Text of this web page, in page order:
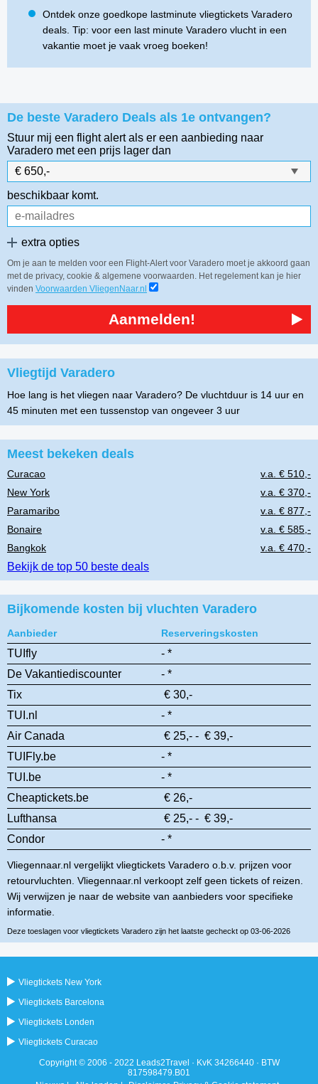
Ontdek onze goedkope lastminute vliegtickets Varadero
deals. Tip: voor een last minute Varadero vlucht in een
vakantie moet je vaak vroeg boeken!
De beste Varadero Deals als 1e ontvangen?
Stuur mij een flight alert als er een aanbieding naar
Varadero met een prijs lager dan
beschikbaar komt.
extra opties
Om je aan te melden voor een Flight-Alert voor Varadero moet je akkoord gaan
met de privacy, cookie & algemene voorwaarden. Het regelement kan je hier
vinden Voorwaarden VliegenNaar.nl
Aanmelden!
Vliegtijd Varadero
Hoe lang is het vliegen naar Varadero? De vluchtduur is 14 uur en
45 minuten met een tussenstop van ongeveer 3 uur
Meest bekeken deals
Curacao
v.a. € 510,-
New York
v.a. € 370,-
Paramaribo
v.a. € 877,-
Bonaire
v.a. € 585,-
Bangkok
v.a. € 470,-
Bekijk de top 50 beste deals
Bijkomende kosten bij vluchten Varadero
Aanbieder Reserveringskosten
TUIfly
- *
De Vakantiediscounter
- *
Tix
€ 30,-
TUI.nl
- *
Air Canada
€ 25,- - € 39,-
TUIFly.be
- *
TUI.be
- *
Cheaptickets.be
€ 26,-
Lufthansa
€ 25,- - € 39,-
Condor
- *
Vliegennaar.nl vergelijkt vliegtickets Varadero o.b.v. prijzen voor
retourvluchten. Vliegennaar.nl verkoopt zelf geen tickets of reizen.
Wij verwijzen je naar de website van aanbieders voor specifieke
informatie.
Deze toeslagen voor vliegtickets Varadero zijn het laatste gecheckt op 03-06-2026
Vliegtickets New York
Vliegtickets Barcelona
Vliegtickets Londen
Vliegtickets Curacao
Copyright © 2006 - 2022 Leads2Travel · KvK 34266440 · BTW
817598479.B01